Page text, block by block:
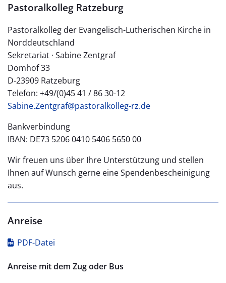
Pastoralkolleg Ratzeburg
Pastoral­kolleg der Evangelisch-Lutherischen Kirche in
Nord­deutschland
Sekretariat · Sabine Zentgraf
Domhof 33
D-23909 Ratze­burg
Telefon: +49/(0)45 41 / 86 30-12
Sabine.Zentgraf@pastoralkolleg-rz.de
Bankverbindung
IBAN: DE73 5206 0410 5406 5650 00
Wir freuen uns über Ihre Unterstützung und stellen
Ihnen auf Wunsch gerne eine Spendenbescheinigung
aus.
Anreise
PDF-Datei
Anreise mit dem Zug oder Bus